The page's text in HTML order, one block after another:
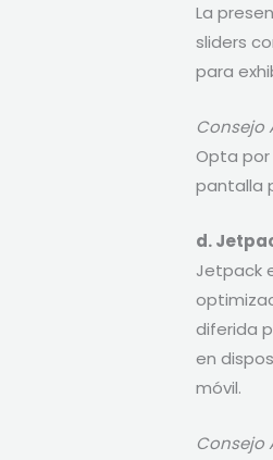
La
sliders
para
Consejo
Opta
pantalla
d.
Jetpack
diferida
en
móvil.
Consejo